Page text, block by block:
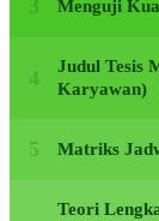
Menguji
Judul Tesis
Karyawan)
Matriks
Teori